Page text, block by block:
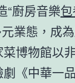
“廚房音樂
業態，成
博物館以
《中華一